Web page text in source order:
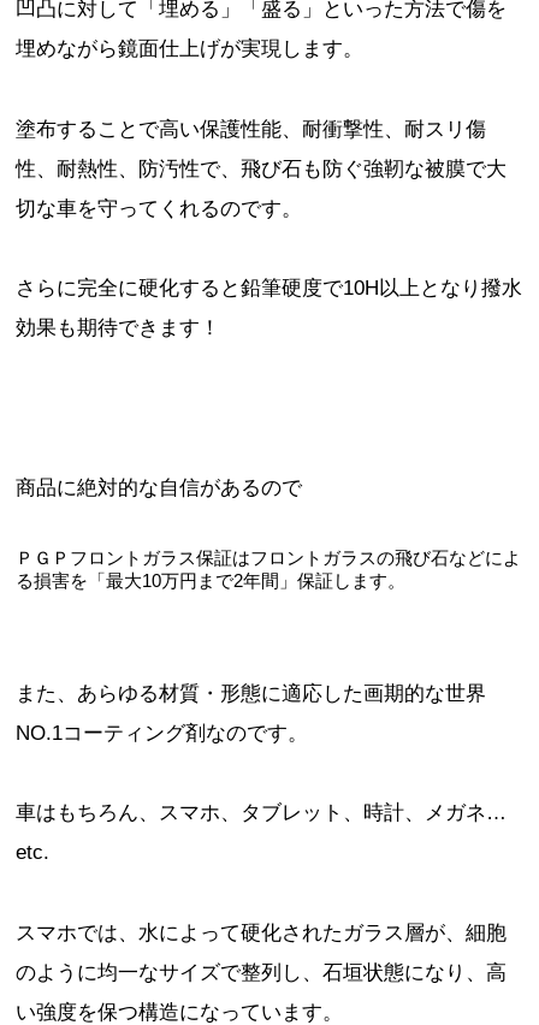
凹凸に対して「埋める」「盛る」といった方法で傷を
埋めながら鏡面仕上げが実現します。
塗布することで高い保護性能、耐衝撃性、耐スリ傷
性、耐熱性、防汚性で、飛び石も防ぐ強靭な被膜で大
切な車を守ってくれるのです。
さらに完全に硬化すると鉛筆硬度で10H以上となり撥水
効果も期待できます！
商品に絶対的な自信があるので
ＰＧＰフロントガラス保証はフロントガラスの飛び石などによ
る損害を「最大10万円まで2年間」保証します。
また、あらゆる材質・形態に適応した画期的な世界
NO.1コーティング剤なのです。
車はもちろん、スマホ、タブレット、時計、メガネ…
etc.
スマホでは、水によって硬化されたガラス層が、細胞
のように均一なサイズで整列し、石垣状態になり、高
い強度を保つ構造になっています。